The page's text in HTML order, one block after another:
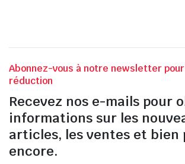
Abonnez-vous à notre newsletter
réduction
Recevez nos e-mails pour
informations sur les
articles, les ventes et bien
encore.